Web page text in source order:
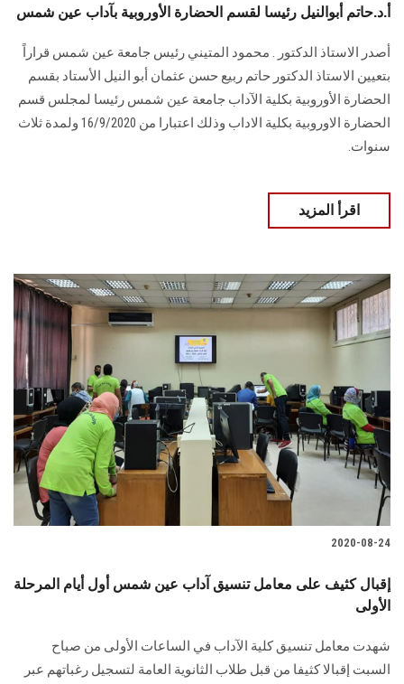
أ.د.حاتم أبوالنيل رئيسا لقسم الحضارة الأوروبية بآداب عين شمس
أصدر الاستاذ الدكتور . محمود المتيني رئيس جامعة عين شمس قراراً
بتعيين الاستاذ الدكتور حاتم ربيع حسن عثمان أبو النيل الأستاد بقسم
الحضارة الأوروبية بكلية الآداب جامعة عين شمس رئيسا لمجلس قسم
الحضارة الاوروبية بكلية الاداب وذلك اعتبارا من 16/9/2020 ولمدة ثلاث
سنوات.
اقرأ المزيد
2020-08-24
إقبال كثيف على معامل تنسيق آداب عين شمس أول أيام المرحلة
الأولى
شهدت معامل تنسيق كلية الآداب في الساعات الأولى من صباح
السبت إقبالا كثيفا من قبل طلاب الثانوية العامة لتسجيل رغباتهم عبر